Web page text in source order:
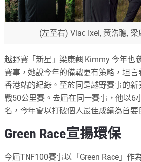
(左至右) Vlad Ixel, 黃浩聰,
越野賽「新星」梁康翹 Kimmy 今年也
賽事，她說今年的備戰更有策略，坦言
香港站的紀綠。至於同是越野賽事的
戰50公里賽。去屆在同一賽事，他以6
名，今年會以打破個人最佳成績為首要
Green Race宣揚環保
今屆TNF100賽事以「Green Race」作